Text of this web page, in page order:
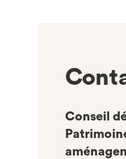
Conseil